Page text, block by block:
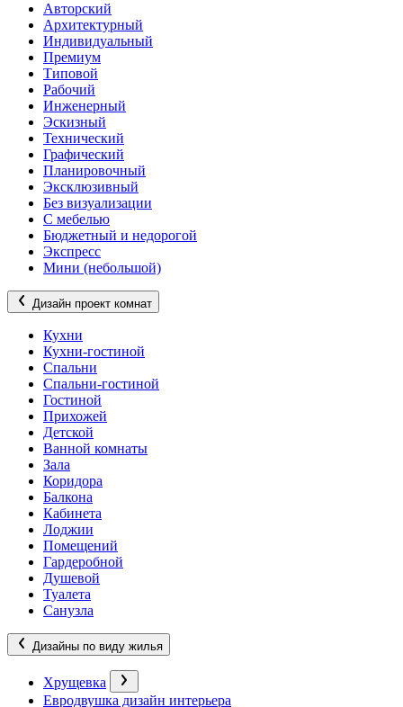
Авторский
Архитектурный
Индивидуальный
Премиум
Типовой
Рабочий
Инженерный
Эскизный
Технический
Графический
Планировочный
Эксклюзивный
Без визуализации
С мебелью
Бюджетный и недорогой
Экспресс
Мини (небольшой)
Дизайн проект комнат
Кухни
Кухни-гостиной
Спальни
Спальни-гостиной
Гостиной
Прихожей
Детской
Ванной комнаты
Зала
Коридора
Балкона
Кабинета
Лоджии
Помещений
Гардеробной
Душевой
Туалета
Санузла
Дизайны по виду жилья
Хрущевка
Евродвушка дизайн интерьера